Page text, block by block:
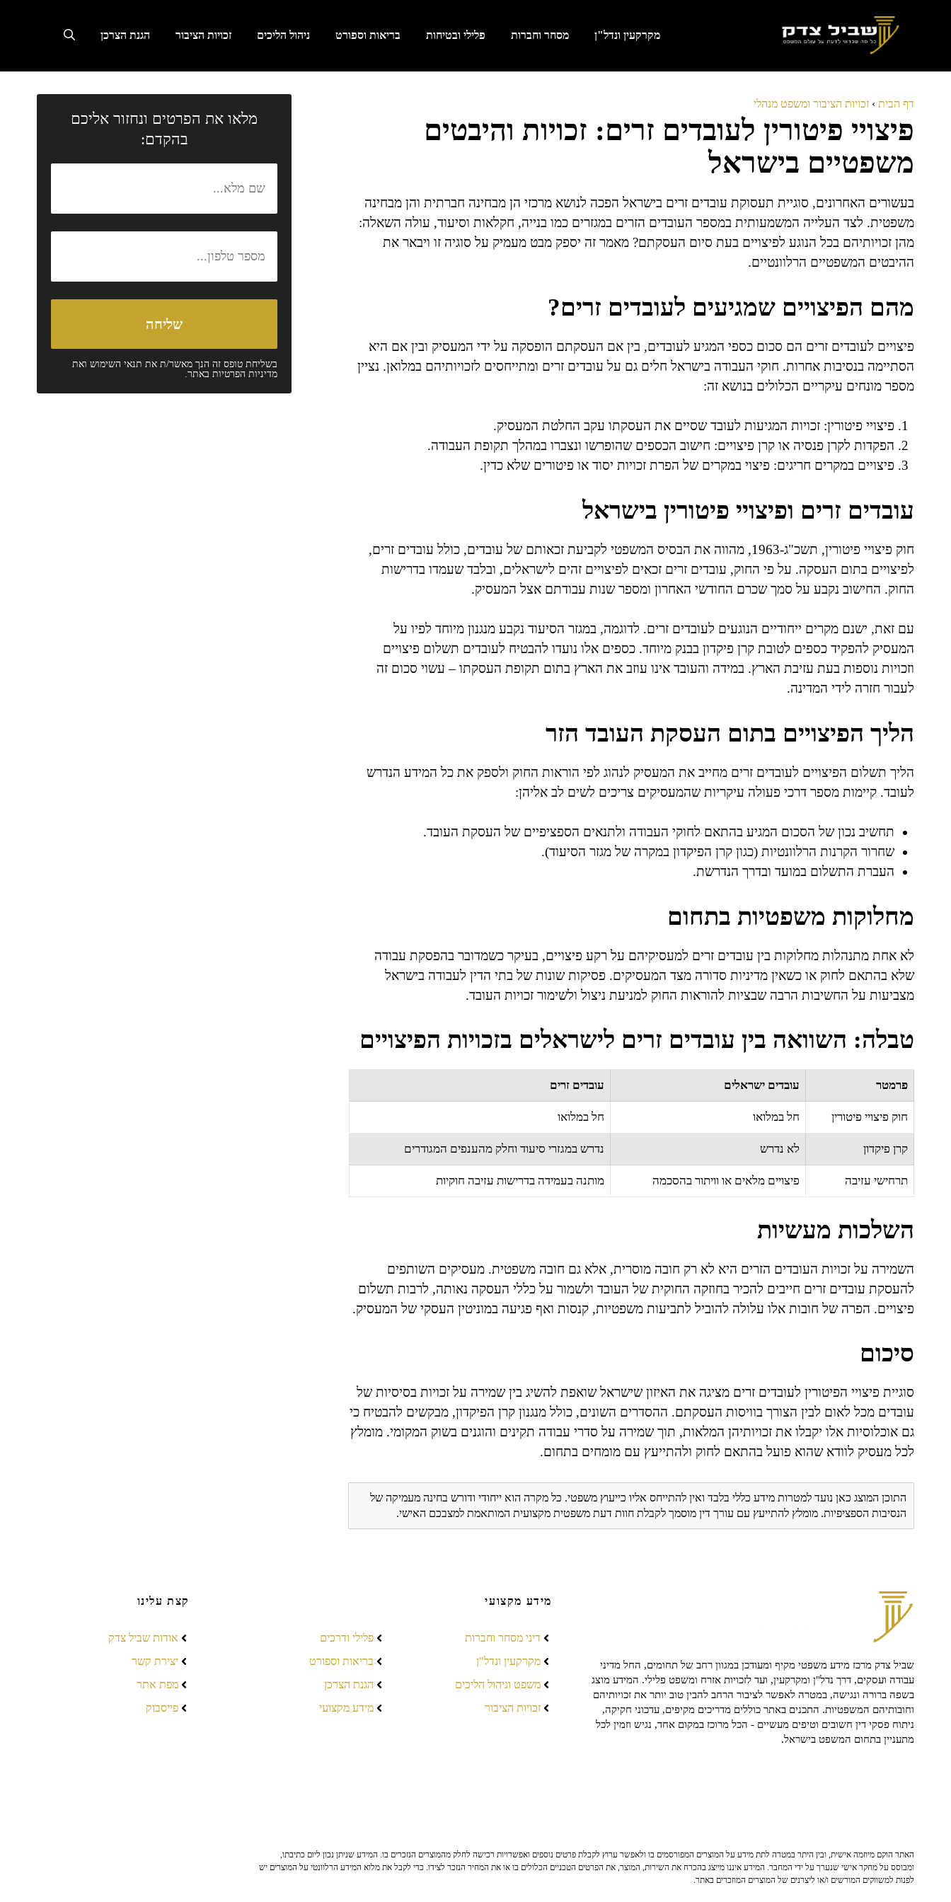
מקרקעין ונדל"ן מסחר וחברות פלילי ובטיחות בריאות וספורט ניהול הליכים זכויות הציבור הגנת הצרכן
דף הבית › זכויות הציבור ומשפט מנהלי
פיצויי פיטורין לעובדים זרים: זכויות והיבטים
משפטיים בישראל
בעשורים האחרונים, סוגיית תעסוקת עובדים זרים בישראל הפכה לנושא מרכזי הן מבחינה חברתית והן מבחינה
משפטית. לצד העלייה המשמעותית במספר העובדים הזרים במגזרים כמו בנייה, חקלאות וסיעוד, עולה השאלה:
מהן זכויותיהם בכל הנוגע לפיצויים בעת סיום העסקתם? מאמר זה יספק מבט מעמיק על סוגיה זו ויבאר את
ההיבטים המשפטיים הרלוונטיים.
מהם הפיצויים שמגיעים לעובדים זרים?
פיצויים לעובדים זרים הם סכום כספי המגיע לעובדים, בין אם העסקתם הופסקה על ידי המעסיק ובין אם היא
הסתיימה בנסיבות אחרות. חוקי העבודה בישראל חלים גם על עובדים זרים ומתייחסים לזכויותיהם במלואן. נציין
מספר מונחים עיקריים הכלולים בנושא זה:
פיצויי פיטורין: זכויות המגיעות לעובד שסיים את העסקתו עקב החלטת המעסיק.
הפקדות לקרן פנסיה או קרן פיצויים: חישוב הכספים שהופרשו ונצברו במהלך תקופת העבודה.
פיצויים במקרים חריגים: פיצוי במקרים של הפרת זכויות יסוד או פיטורים שלא כדין.
עובדים זרים ופיצויי פיטורין בישראל
חוק פיצויי פיטורין, תשכ"ג-1963, מהווה את הבסיס המשפטי לקביעת זכאותם של עובדים, כולל עובדים זרים,
לפיצויים בתום העסקה. על פי החוק, עובדים זרים זכאים לפיצויים זהים לישראלים, ובלבד שעמדו בדרישות
החוק. החישוב נקבע על סמך שכרם החודשי האחרון ומספר שנות עבודתם אצל המעסיק.
עם זאת, ישנם מקרים ייחודיים הנוגעים לעובדים זרים. לדוגמה, במגזר הסיעוד נקבע מנגנון מיוחד לפיו על
המעסיק להפקיד כספים לטובת קרן פיקדון בבנק מיוחד. כספים אלו נועדו להבטיח לעובדים תשלום פיצויים
וזכויות נוספות בעת עזיבת הארץ. במידה והעובד אינו עוזב את הארץ בתום תקופת העסקתו – עשוי סכום זה
לעבור חזרה לידי המדינה.
הליך הפיצויים בתום העסקת העובד הזר
הליך תשלום הפיצויים לעובדים זרים מחייב את המעסיק לנהוג לפי הוראות החוק ולספק את כל המידע הנדרש
לעובד. קיימות מספר דרכי פעולה עיקריות שהמעסיקים צריכים לשים לב אליהן:
תחשיב נכון של הסכום המגיע בהתאם לחוקי העבודה ולתנאים הספציפיים של העסקת העובד.
שחרור הקרנות הרלוונטיות (כגון קרן הפיקדון במקרה של מגזר הסיעוד).
העברת התשלום במועד ובדרך הנדרשת.
מחלוקות משפטיות בתחום
לא אחת מתנהלות מחלוקות בין עובדים זרים למעסיקיהם על רקע פיצויים, בעיקר כשמדובר בהפסקת עבודה
שלא בהתאם לחוק או כשאין מדיניות סדורה מצד המעסיקים. פסיקות שונות של בתי הדין לעבודה בישראל
מצביעות על החשיבות הרבה שבציות להוראות החוק למניעת ניצול ולשימור זכויות העובד.
טבלה: השוואה בין עובדים זרים לישראלים בזכויות הפיצויים
פרמטר עובדים ישראלים עובדים זרים
חוק פיצויי פיטורין חל במלואו חל במלואו
קרן פיקדון לא נדרש נדרש במגזרי סיעוד וחלק מהענפים המגודרים
תרחישי עזיבה פיצויים מלאים או וויתור בהסכמה מותנה בעמידה בדרישות עזיבה חוקיות
השלכות מעשיות
השמירה על זכויות העובדים הזרים היא לא רק חובה מוסרית, אלא גם חובה משפטית. מעסיקים השותפים
להעסקת עובדים זרים חייבים להכיר בחוזקה החוקית של העובד ולשמור על כללי העסקה נאותה, לרבות תשלום
פיצויים. הפרה של חובות אלו עלולה להוביל לתביעות משפטיות, קנסות ואף פגיעה במוניטין העסקי של המעסיק.
סיכום
סוגיית פיצויי הפיטורין לעובדים זרים מציגה את האיזון שישראל שואפת להשיג בין שמירה על זכויות בסיסיות של
עובדים מכל לאום לבין הצורך בוויסות העסקתם. ההסדרים השונים, כולל מנגנון קרן הפיקדון, מבקשים להבטיח כי
גם אוכלוסיות אלו יקבלו את זכויותיהן המלאות, תוך שמירה על סדרי עבודה תקינים והוגנים בשוק המקומי. מומלץ
לכל מעסיק לוודא שהוא פועל בהתאם לחוק ולהתייעץ עם מומחים בתחום.
התוכן המוצג כאן נועד למטרות מידע כללי בלבד ואין להתייחס אליו כייעוץ משפטי. כל מקרה הוא ייחודי ודורש בחינה מעמיקה של
הנסיבות הספציפיות. מומלץ להתייעץ עם עורך דין מוסמך לקבלת חוות דעת משפטית מקצועית המותאמת למצבכם האישי.
מלאו את הפרטים ונחזור אליכם
בהקדם:
בשליחת טופס זה הנך מאשר/ת את תנאי השימושואת
מדיניות הפרטיותבאתר.
שביל צדק מרכז מידע משפטי מקיף ומעודכן במגוון רחב של תחומים, החל מדיני
עבודה ועסקים, דרך נדל"ן ומקרקעין, ועד לזכויות אזרח ומשפט פלילי. המידע מוצג
בשפה ברורה ונגישה, במטרה לאפשר לציבור הרחב להבין טוב יותר את זכויותיהם
וחובותיהם המשפטיות. התכנים באתר כוללים מדריכים מקיפים, עדכוני חקיקה,
ניתוח פסקי דין חשובים וטיפים מעשיים - הכל מרוכז במקום אחד, נגיש וזמין לכל
מתעניין בתחום המשפט בישראל.
מידע מקצועי
דיני מסחר וחברות
מקרקעין ונדל"ן
משפט וניהול הליכים
זכויות הציבור
פלילי ודרכים
בריאות וספורט
הגנת הצרכן
מידע מקצועי
קצת עלינו
אודות שביל צדק
יצירת קשר
מפת אתר
פייסבוק
האתר הוקם מיוזמה אישית, ובין היתר במטרה לתת מידע על המוצרים המפורסמים בו ולאפשר ערוץ לקבלת פרטים נוספים ואפשרויות רכישה לחלק מהמוצרים הנזכרים בו. המידע שניתן נכון ליום כתיבתו,
ומבוסס על מחקר אישי שנערך על ידי המחבר. המידע איננו מייצג בהכרח את השירות, המוצר, את הפרטים הטכניים הכלולים בו או את המחיר הנזכר לצידו. כדי לקבל את מלוא המידע הרלוונטי על המוצרים יש
לפנות למשווקים המורשים ו/או ליצרנים של המוצרים המוזכרים באתר.